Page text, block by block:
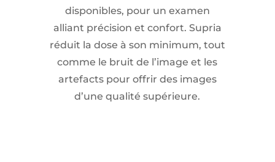
disponibles, pour un examen
alliant précision et confort. Supria
réduit la dose à son minimum, tout
comme le bruit de l’image et les
artefacts pour offrir des images
d’une qualité supérieure.